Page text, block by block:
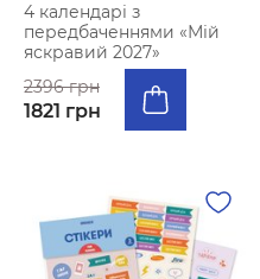
4 календарі з
передбаченнями «Мій
яскравий 2027»
2396 грн
1821 грн